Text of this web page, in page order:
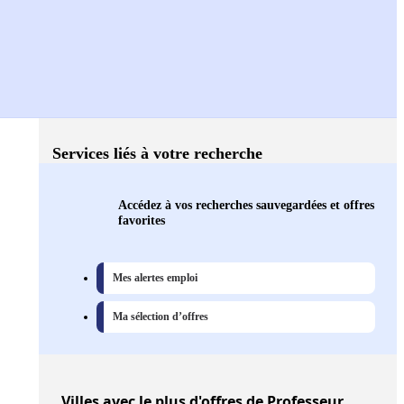
Services liés à votre recherche
Accédez à vos recherches sauvegardées et offres
favorites
Mes alertes emploi
Ma sélection d’offres